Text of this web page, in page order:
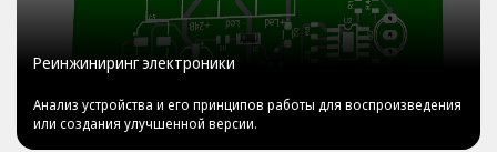
Реинжиниринг электроники
Анализ устройства и его принципов работы для воспроизведения
или создания улучшенной версии.